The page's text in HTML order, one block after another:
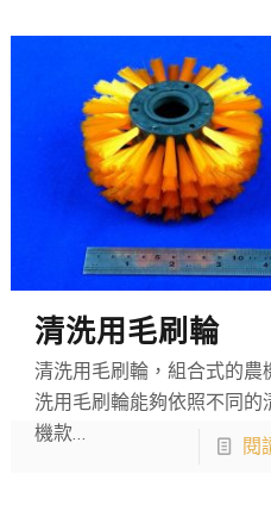
清洗用毛刷輪
清洗用毛刷輪，組合式的農
洗用毛刷輪能夠依照不同的
機款…
閱